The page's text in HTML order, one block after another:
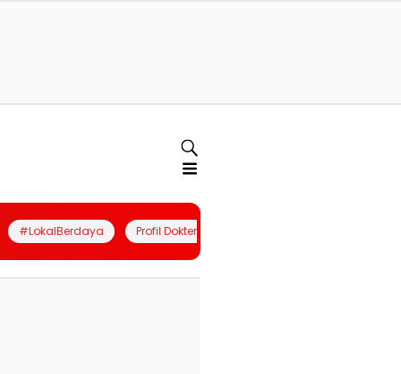
#LokalBerdaya Profil Dokter